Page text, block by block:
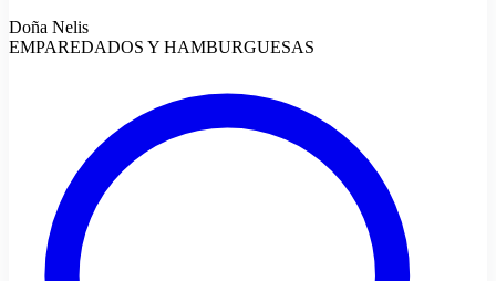
Doña Nelis
EMPAREDADOS Y HAMBURGUESAS